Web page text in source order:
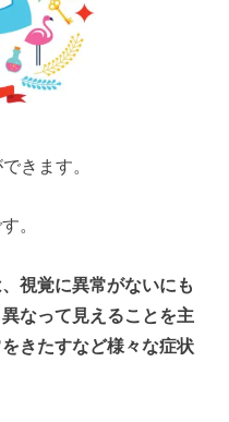
きます。
。
視覚に異常がないにも
なって見えることを主
きたすなど様々な症状